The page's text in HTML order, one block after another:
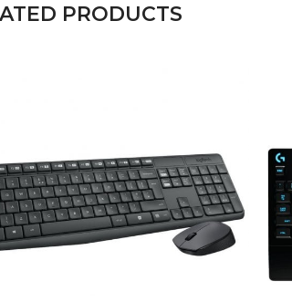
PRODUCTS